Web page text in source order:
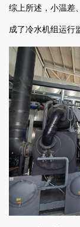
综上所述，小温差
成了冷水机组运行